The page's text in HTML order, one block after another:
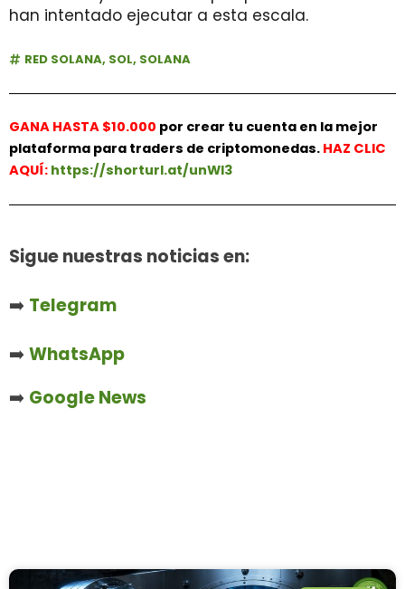
han intentado ejecutar a esta escala.
RED SOLANA, SOL, SOLANA
GANA HASTA $10.000 por crear tu cuenta en la mejor
plataforma para traders de criptomonedas. HAZ CLIC
AQUÍ: https://shorturl.at/unWl3
Sigue nuestras noticias en:
➡️ Telegram
➡️WhatsApp
➡️ Google News